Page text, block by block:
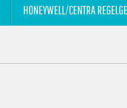
HONEYWELL/CENTRA